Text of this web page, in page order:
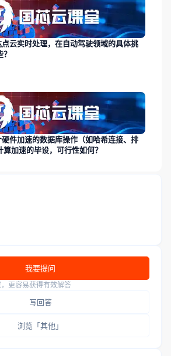
云实时处理，在自动驾驶领域的具体挑
件加速的数据库操作（如哈希连接、排
加速的毕设，可行性如何？
我要提问
更容易获得有效解答
写回答
浏览「其他」